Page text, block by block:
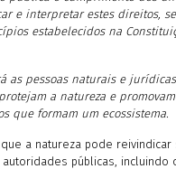
e interpretar estes direitos, se
estabelecidos na
as pessoas naturais e
a natureza e
que formam um ecossistema.
que a natureza pode reivindicar
públicas, incluindo